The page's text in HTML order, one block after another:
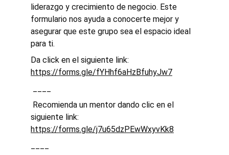
liderazgo y crecimiento de negocio. Este
formulario nos ayuda a conocerte mejor y
asegurar que este grupo sea el espacio ideal
para ti.
Da click en el siguiente link:
https://forms.gle/fYHhf6aHzBfuhyJw7
siguiente link:
https://forms.gle/j7u65dzPEwWxyvKk8